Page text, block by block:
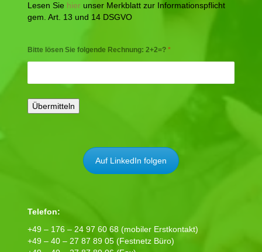
Lesen Sie hier unser Merkblatt zur Informationspflicht
gem. Art. 13 und 14 DSGVO
Bitte lösen Sie folgende Rechnung: 2+2=? *
Auf LinkedIn folgen
Telefon:
+49 – 176 – 24 97 60 68 (mobiler Erstkontakt)
+49 – 40 – 27 87 89 05 (Festnetz Büro)